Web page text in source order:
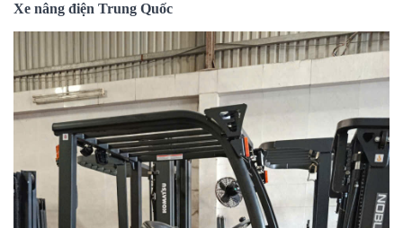
Xe nâng điện Trung Quốc